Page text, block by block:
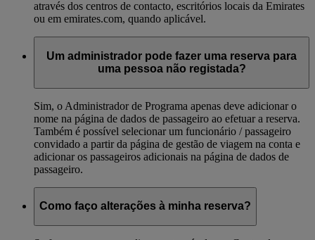
através dos centros de contacto, escritórios locais da Emirates
ou em emirates.com, quando aplicável.
Um administrador pode fazer uma reserva para
uma pessoa não registada?
Sim, o Administrador de Programa apenas deve adicionar o
nome na página de dados de passageiro ao efetuar a reserva.
Também é possível selecionar um funcionário / passageiro
convidado a partir da página de gestão de viagem na conta e
adicionar os passageiros adicionais na página de dados de
passageiro.
Como faço alterações à minha reserva?